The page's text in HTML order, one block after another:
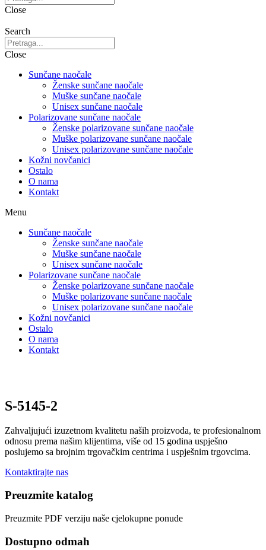
Close
Search
Close
Sunčane naočale
Ženske sunčane naočale
Muške sunčane naočale
Unisex sunčane naočale
Polarizovane sunčane naočale
Ženske polarizovane sunčane naočale
Muške polarizovane sunčane naočale
Unisex polarizovane sunčane naočale
Kožni novčanici
Ostalo
O nama
Kontakt
Menu
Sunčane naočale
Ženske sunčane naočale
Muške sunčane naočale
Unisex sunčane naočale
Polarizovane sunčane naočale
Ženske polarizovane sunčane naočale
Muške polarizovane sunčane naočale
Unisex polarizovane sunčane naočale
Kožni novčanici
Ostalo
O nama
Kontakt
S-5145-2
Zahvaljujući izuzetnom kvalitetu naših proizvoda, te profesionalnom
odnosu prema našim klijentima, više od 15 godina uspješno
poslujemo sa brojnim trgovačkim centrima i uspješnim trgovcima.
Kontaktirajte nas
Preuzmite katalog
Preuzmite PDF verziju naše cjelokupne ponude
Dostupno odmah